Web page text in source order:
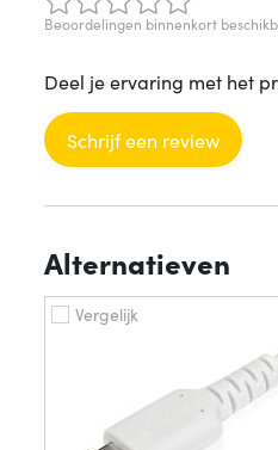
Beoordelingen binnenkort
Deel je ervaring met het
Schrijf een review
Alternatieven
Vergelijk